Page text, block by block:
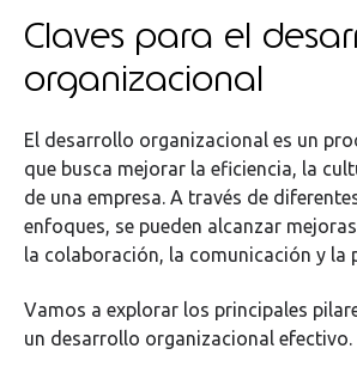
Claves para el
organizacional
El desarrollo organizacional es un
que busca mejorar la eficiencia, la
de una empresa. A través de
enfoques, se pueden alcanzar
la colaboración, la comunicación y la
Vamos a explorar los principales
un desarrollo organizacional efectivo.